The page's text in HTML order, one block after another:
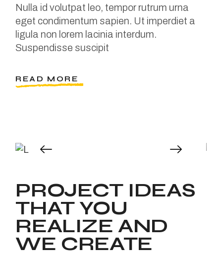
Nulla id volutpat leo, tempor rutrum urna
eget condimentum sapien. Ut imperdiet a
ligula non lorem lacinia interdum.
Suspendisse suscipit
READ MORE
PROJECT IDEAS
THAT YOU
REALIZE AND
WE CREATE